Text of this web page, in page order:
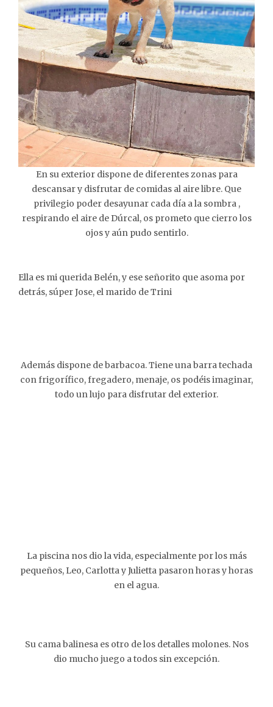
En su exterior dispone de diferentes zonas para
descansar y disfrutar de comidas al aire libre. Que
privilegio poder desayunar cada día a la sombra ,
respirando el aire de Dúrcal, os prometo que cierro los
ojos y aún pudo sentirlo.
Ella es mi querida Belén, y ese señorito que asoma por
detrás, súper Jose, el marido de Trini
Además dispone de barbacoa. Tiene una barra techada
con frigorífico, fregadero, menaje, os podéis imaginar,
todo un lujo para disfrutar del exterior.
La piscina nos dio la vida, especialmente por los más
pequeños, Leo, Carlotta y Julietta pasaron horas y horas
en el agua.
Su cama balinesa es otro de los detalles molones. Nos
dio mucho juego a todos sin excepción.